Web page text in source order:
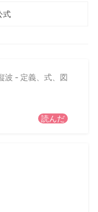
式
波 - 定義、式、図
読んだ